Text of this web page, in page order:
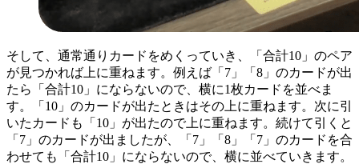
そして、通常通りカードをめくっていき、「合計10」のペア
が見つかれば上に重ねます。例えば「7」「8」のカードが出
たら「合計10」にならないので、横に1枚カードを並べま
す。「10」のカードが出たときはその上に重ねます。次に引
いたカードも「10」が出たので上に重ねます。続けて引くと
「7」のカードが出ましたが、「7」「8」「7」のカードを合
わせても「合計10」にならないので、横に並べていきます。